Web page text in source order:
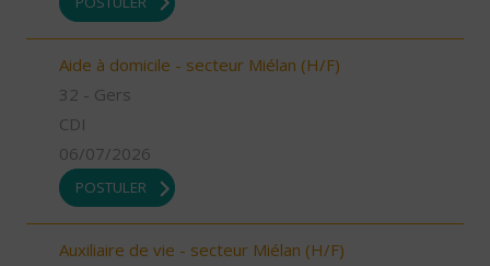
Aide à domicile - secteur Miélan (H/F)
32 - Gers
CDI
06/07/2026
POSTULER
Auxiliaire de vie - secteur Miélan (H/F)